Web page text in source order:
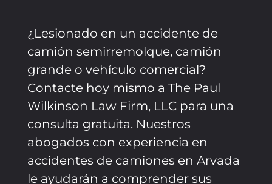
¿Lesionado en un accidente de
camión semirremolque, camión
grande o vehículo comercial?
Contacte hoy mismo a The Paul
Wilkinson Law Firm, LLC para una
consulta gratuita. Nuestros
abogados con experiencia en
accidentes de camiones en Arvada
le ayudarán a comprender sus